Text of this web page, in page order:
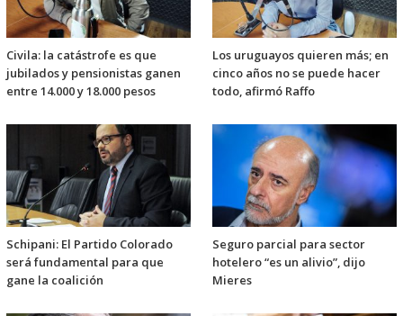
Civila: la catástrofe es que
jubilados y pensionistas ganen
entre 14.000 y 18.000 pesos
Los uruguayos quieren más; en
cinco años no se puede hacer
todo, afirmó Raffo
Schipani: El Partido Colorado
será fundamental para que
gane la coalición
Seguro parcial para sector
hotelero “es un alivio”, dijo
Mieres